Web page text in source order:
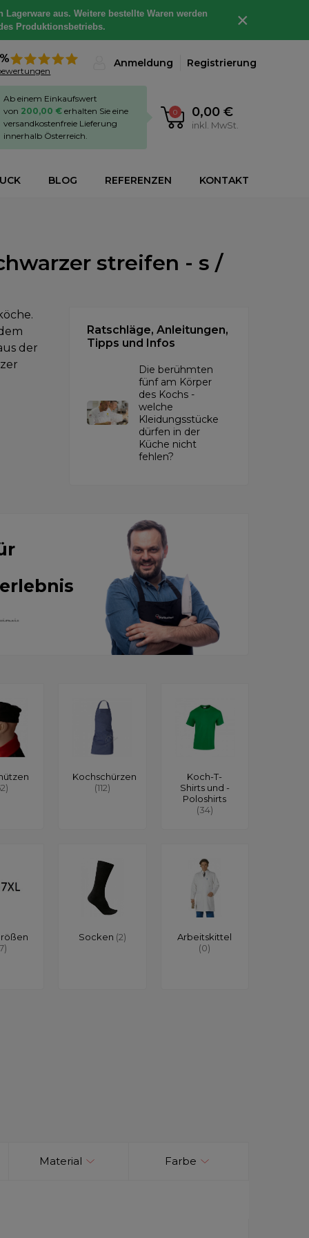
aus. Weitere bestellte Waren werden
Produktionsbetriebs.
×
Anmeldung Registrierung
0 0,00 €
inkl. MwSt.
Ab einem Einkaufswert
von 200,00 € erhalten Sie eine
versandkostenfreie Lieferung
innerhalb Österreich.
BLOG REFERENZEN KONTAKT
streifen - s /
der
Ratschläge, Anleitungen,
Tipps und Infos
Die berühmten
fünf am Körper
des Kochs -
welche
Kleidungsstücke
dürfen in der
Küche nicht
fehlen?
Kochschürzen
(112)
Koch-T-
Shirts und -
Poloshirts
(34)
Socken (2)
Arbeitskittel
(0)
Material Farbe